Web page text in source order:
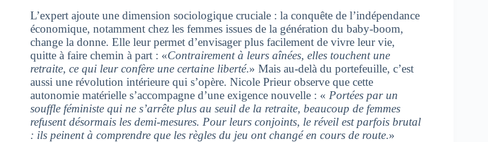
L’expert ajoute une dimension sociologique cruciale : la conquête de l’indépendance
économique, notamment chez les femmes issues de la génération du baby-boom,
change la donne. Elle leur permet d’envisager plus facilement de vivre leur vie,
quitte à faire chemin à part : «Contrairement à leurs aînées, elles touchent une
retraite, ce qui leur confère une certaine liberté.» Mais au-delà du portefeuille, c’est
aussi une révolution intérieure qui s’opère. Nicole Prieur observe que cette
autonomie matérielle s’accompagne d’une exigence nouvelle : « Portées par un
souffle féministe qui ne s’arrête plus au seuil de la retraite, beaucoup de femmes
refusent désormais les demi-mesures. Pour leurs conjoints, le réveil est parfois brutal
: ils peinent à comprendre que les règles du jeu ont changé en cours de route.»